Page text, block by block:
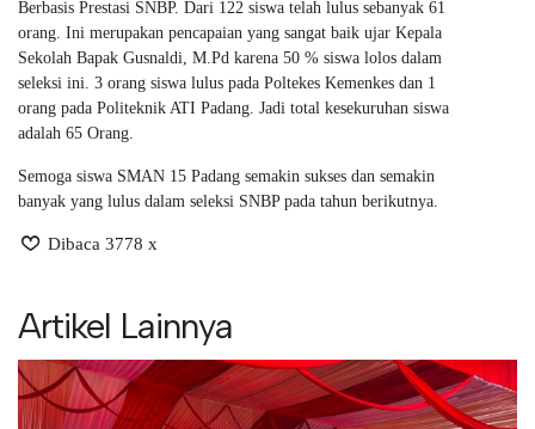
Berbasis Prestasi SNBP. Dari 122 siswa telah lulus sebanyak 61
orang. Ini merupakan pencapaian yang sangat baik ujar Kepala
Sekolah Bapak Gusnaldi, M.Pd karena 50 % siswa lolos dalam
seleksi ini. 3 orang siswa lulus pada Poltekes Kemenkes dan 1
orang pada Politeknik ATI Padang. Jadi total kesekuruhan siswa
adalah 65 Orang.
Semoga siswa SMAN 15 Padang semakin sukses dan semakin
banyak yang lulus dalam seleksi SNBP pada tahun berikutnya.
Dibaca 3778 x
Artikel Lainnya